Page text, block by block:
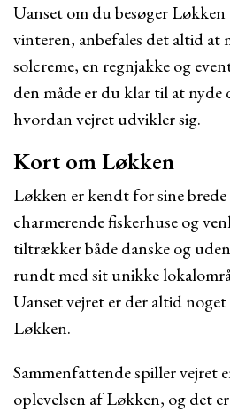
Uanset om du besøger
vinteren, anbefales det altid at
solcreme, en regnjakke og
den måde er du klar til at
hvordan vejret udvikler sig.
Kort om Løkken
Løkken er kendt for sine
charmerende fiskerhuse og
tiltrækker både danske og
rundt med sit unikke
Uanset vejret er der altid
Løkken.
Sammenfattende spiller vejret
oplevelsen af Løkken, og det